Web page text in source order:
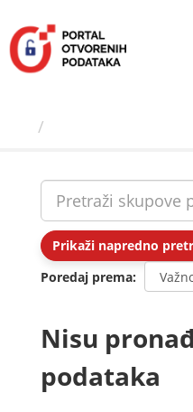
sadržaj
Prikaži napredno
Poredaj prema
Nisu
podataka